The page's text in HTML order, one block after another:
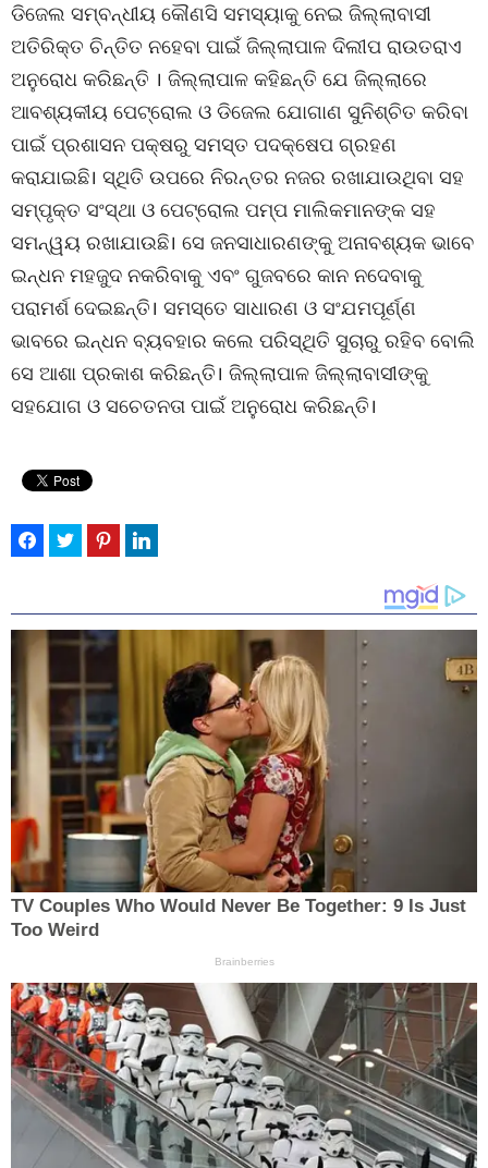
ଡିଜେଲ ସମ୍ବନ୍ଧୀୟ କୌଣସି ସମସ୍ୟାକୁ ନେଇ ଜିଲ୍ଲାବାସୀ
ଅତିରିକ୍ତ ଚିନ୍ତିତ ନହେବା ପାଇଁ ଜିଲ୍ଲାପାଳ ଦିଲୀପ ରାଉତରାଏ
ଅନୁରୋଧ କରିଛନ୍ତି । ଜିଲ୍ଲାପାଳ କହିଛନ୍ତି ଯେ ଜିଲ୍ଲାରେ
ଆବଶ୍ୟକୀୟ ପେଟ୍ରୋଲ ଓ ଡିଜେଲ ଯୋଗାଣ ସୁନିଶ୍ଚିତ କରିବା
ପାଇଁ ପ୍ରଶାସନ ପକ୍ଷରୁ ସମସ୍ତ ପଦକ୍ଷେପ ଗ୍ରହଣ
କରାଯାଇଛି। ସ୍ଥିତି ଉପରେ ନିରନ୍ତର ନଜର ରଖାଯାଉଥିବା ସହ
ସମ୍ପୃକ୍ତ ସଂସ୍ଥା ଓ ପେଟ୍ରୋଲ ପମ୍ପ ମାଲିକମାନଙ୍କ ସହ
ସମନ୍ୱୟ ରଖାଯାଉଛି। ସେ ଜନସାଧାରଣଙ୍କୁ ଅନାବଶ୍ୟକ ଭାବେ
ଇନ୍ଧନ ମହଜୁଦ ନକରିବାକୁ ଏବଂ ଗୁଜବରେ କାନ ନଦେବାକୁ
ପରାମର୍ଶ ଦେଇଛନ୍ତି। ସମସ୍ତେ ସାଧାରଣ ଓ ସଂଯମପୂର୍ଣ୍ଣ
ଭାବରେ ଇନ୍ଧନ ବ୍ୟବହାର କଲେ ପରିସ୍ଥିତି ସୁଚାରୁ ରହିବ ବୋଲି
ସେ ଆଶା ପ୍ରକାଶ କରିଛନ୍ତି। ଜିଲ୍ଲାପାଳ ଜିଲ୍ଲାବାସୀଙ୍କୁ
ସହଯୋଗ ଓ ସଚେତନତା ପାଇଁ ଅନୁରୋଧ କରିଛନ୍ତି।